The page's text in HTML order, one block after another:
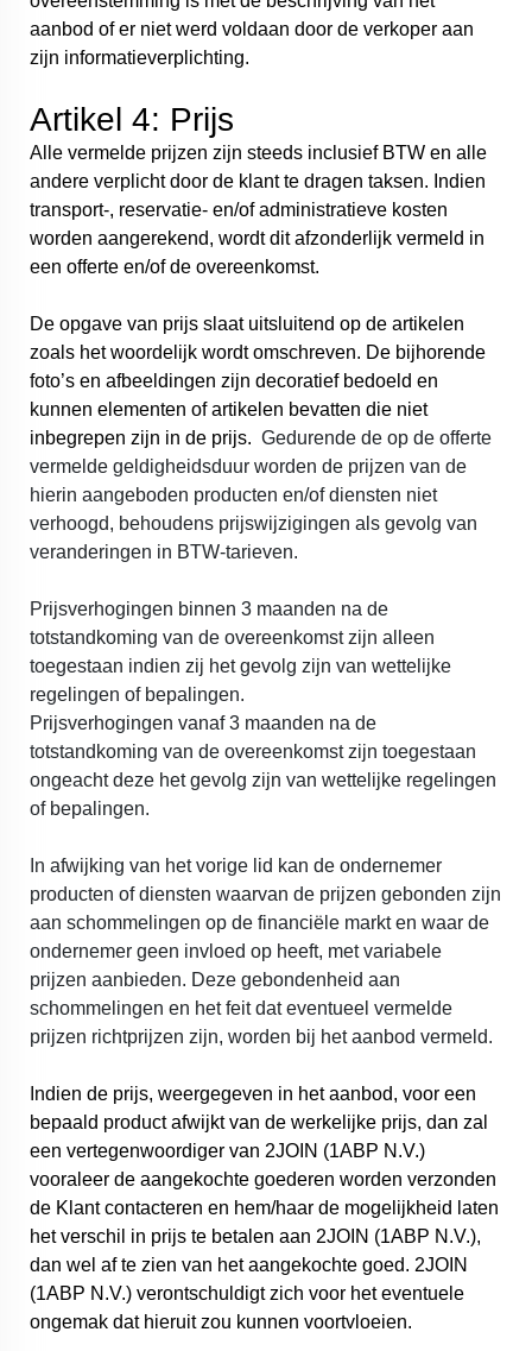
aanbod of er niet werd voldaan door de verkoper aan
zijn informatieverplichting.
Artikel 4: Prijs
Alle vermelde prijzen zijn steeds inclusief BTW en alle
andere verplicht door de klant te dragen taksen. Indien
transport-, reservatie- en/of administratieve kosten
worden aangerekend, wordt dit afzonderlijk vermeld in
een offerte en/of de overeenkomst.
De opgave van prijs slaat uitsluitend op de artikelen
zoals het woordelijk wordt omschreven. De bijhorende
foto’s en afbeeldingen zijn decoratief bedoeld en
kunnen elementen of artikelen bevatten die niet
inbegrepen zijn in de prijs. Gedurende de op de offerte
vermelde geldigheidsduur worden de prijzen van de
hierin aangeboden producten en/of diensten niet
verhoogd, behoudens prijswijzigingen als gevolg van
veranderingen in BTW-tarieven.
Prijsverhogingen binnen 3 maanden na de
totstandkoming van de overeenkomst zijn alleen
toegestaan indien zij het gevolg zijn van wettelijke
regelingen of bepalingen.
Prijsverhogingen vanaf 3 maanden na de
totstandkoming van de overeenkomst zijn toegestaan
ongeacht deze het gevolg zijn van wettelijke regelingen
of bepalingen.
In afwijking van het vorige lid kan de ondernemer
producten of diensten waarvan de prijzen gebonden zijn
aan schommelingen op de financiële markt en waar de
ondernemer geen invloed op heeft, met variabele
prijzen aanbieden. Deze gebondenheid aan
schommelingen en het feit dat eventueel vermelde
prijzen richtprijzen zijn, worden bij het aanbod vermeld.
Indien de prijs, weergegeven in het aanbod, voor een
bepaald product afwijkt van de werkelijke prijs, dan zal
een vertegenwoordiger van 2JOIN (1ABP N.V.)
vooraleer de aangekochte goederen worden verzonden
de Klant contacteren en hem/haar de mogelijkheid laten
het verschil in prijs te betalen aan 2JOIN (1ABP N.V.),
dan wel af te zien van het aangekochte goed. 2JOIN
(1ABP N.V.) verontschuldigt zich voor het eventuele
ongemak dat hieruit zou kunnen voortvloeien.